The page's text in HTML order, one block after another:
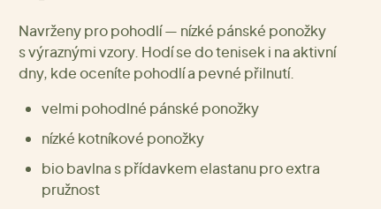
Navrženy pro pohodlí — nízké pánské ponožky
s výraznými vzory. Hodí se do tenisek i na aktivní
dny, kde oceníte pohodlí a pevné přilnutí.
velmi pohodlné pánské ponožky
nízké kotníkové ponožky
bio bavlna s přídavkem elastanu pro extra
pružnost